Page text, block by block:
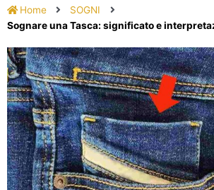
Home
SOGNI
Sognare una Tasca: significato e